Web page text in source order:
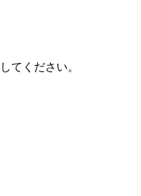
してください。